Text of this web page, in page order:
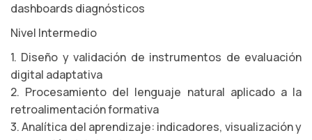
dashboards diagnósticos
Nivel Intermedio
1. Diseño y validación de instrumentos de evaluación
digital adaptativa
2. Procesamiento del lenguaje natural aplicado a la
retroalimentación formativa
3. Analítica del aprendizaje: indicadores, visualización y